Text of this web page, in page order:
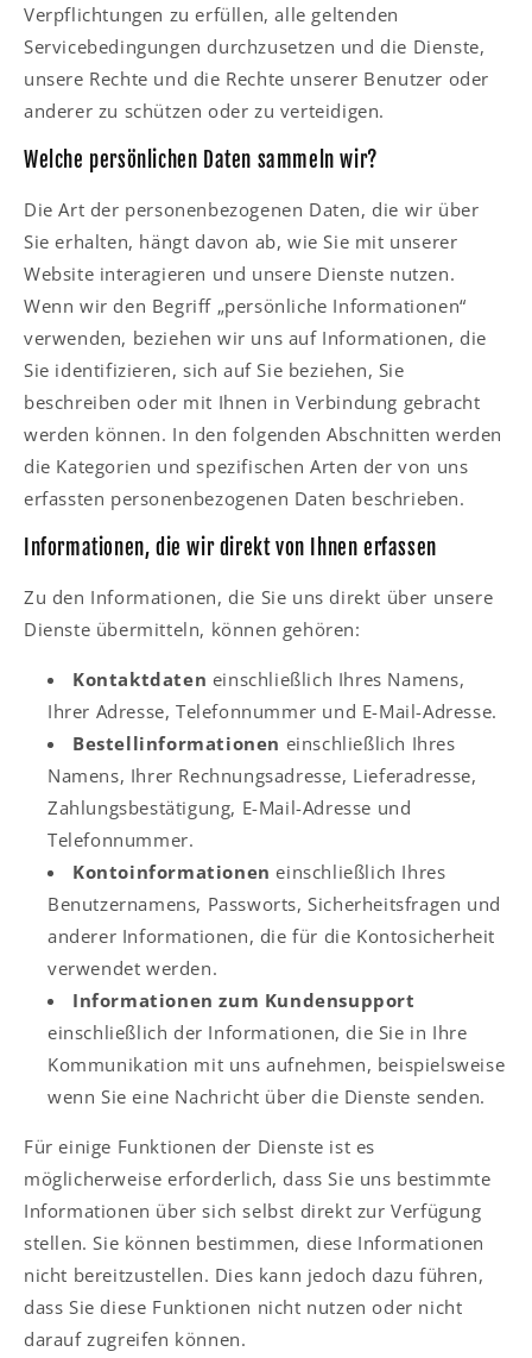
Verpflichtungen zu erfüllen, alle geltenden
Servicebedingungen durchzusetzen und die Dienste,
unsere Rechte und die Rechte unserer Benutzer oder
anderer zu schützen oder zu verteidigen.
Welche persönlichen Daten sammeln wir?
Die Art der personenbezogenen Daten, die wir über
Sie erhalten, hängt davon ab, wie Sie mit unserer
Website interagieren und unsere Dienste nutzen.
Wenn wir den Begriff „persönliche Informationen“
verwenden, beziehen wir uns auf Informationen, die
Sie identifizieren, sich auf Sie beziehen, Sie
beschreiben oder mit Ihnen in Verbindung gebracht
werden können. In den folgenden Abschnitten werden
die Kategorien und spezifischen Arten der von uns
erfassten personenbezogenen Daten beschrieben.
Informationen, die wir direkt von Ihnen erfassen
Zu den Informationen, die Sie uns direkt über unsere
Dienste übermitteln, können gehören:
Kontaktdaten einschließlich Ihres Namens,
Ihrer Adresse, Telefonnummer und E-Mail-Adresse.
Bestellinformationen einschließlich Ihres
Namens, Ihrer Rechnungsadresse, Lieferadresse,
Zahlungsbestätigung, E-Mail-Adresse und
Telefonnummer.
Kontoinformationen einschließlich Ihres
Benutzernamens, Passworts, Sicherheitsfragen und
anderer Informationen, die für die Kontosicherheit
verwendet werden.
Informationen zum Kundensupport
einschließlich der Informationen, die Sie in Ihre
Kommunikation mit uns aufnehmen, beispielsweise
wenn Sie eine Nachricht über die Dienste senden.
Für einige Funktionen der Dienste ist es
möglicherweise erforderlich, dass Sie uns bestimmte
Informationen über sich selbst direkt zur Verfügung
stellen. Sie können bestimmen, diese Informationen
nicht bereitzustellen. Dies kann jedoch dazu führen,
dass Sie diese Funktionen nicht nutzen oder nicht
darauf zugreifen können.